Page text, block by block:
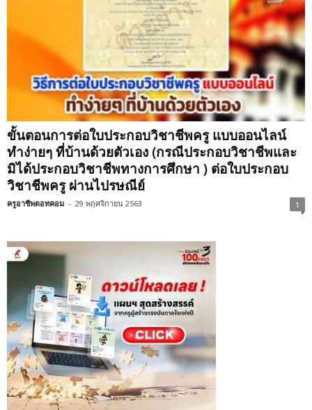
ขั้นตอนการต่อใบประกอบวิชาชีพครู แบบออนไลน์
ทำง่ายๆ ที่บ้านด้วยตัวเอง (กรณีประกอบวิชาชีพและ
มิได้ประกอบวิชาชีพทางการศึกษา ) ต่อใบประกอบ
วิชาชีพครู ผ่านไปรษณีย์
ครูอาชีพดอทคอม - 29 พฤศจิกายน 2563 1